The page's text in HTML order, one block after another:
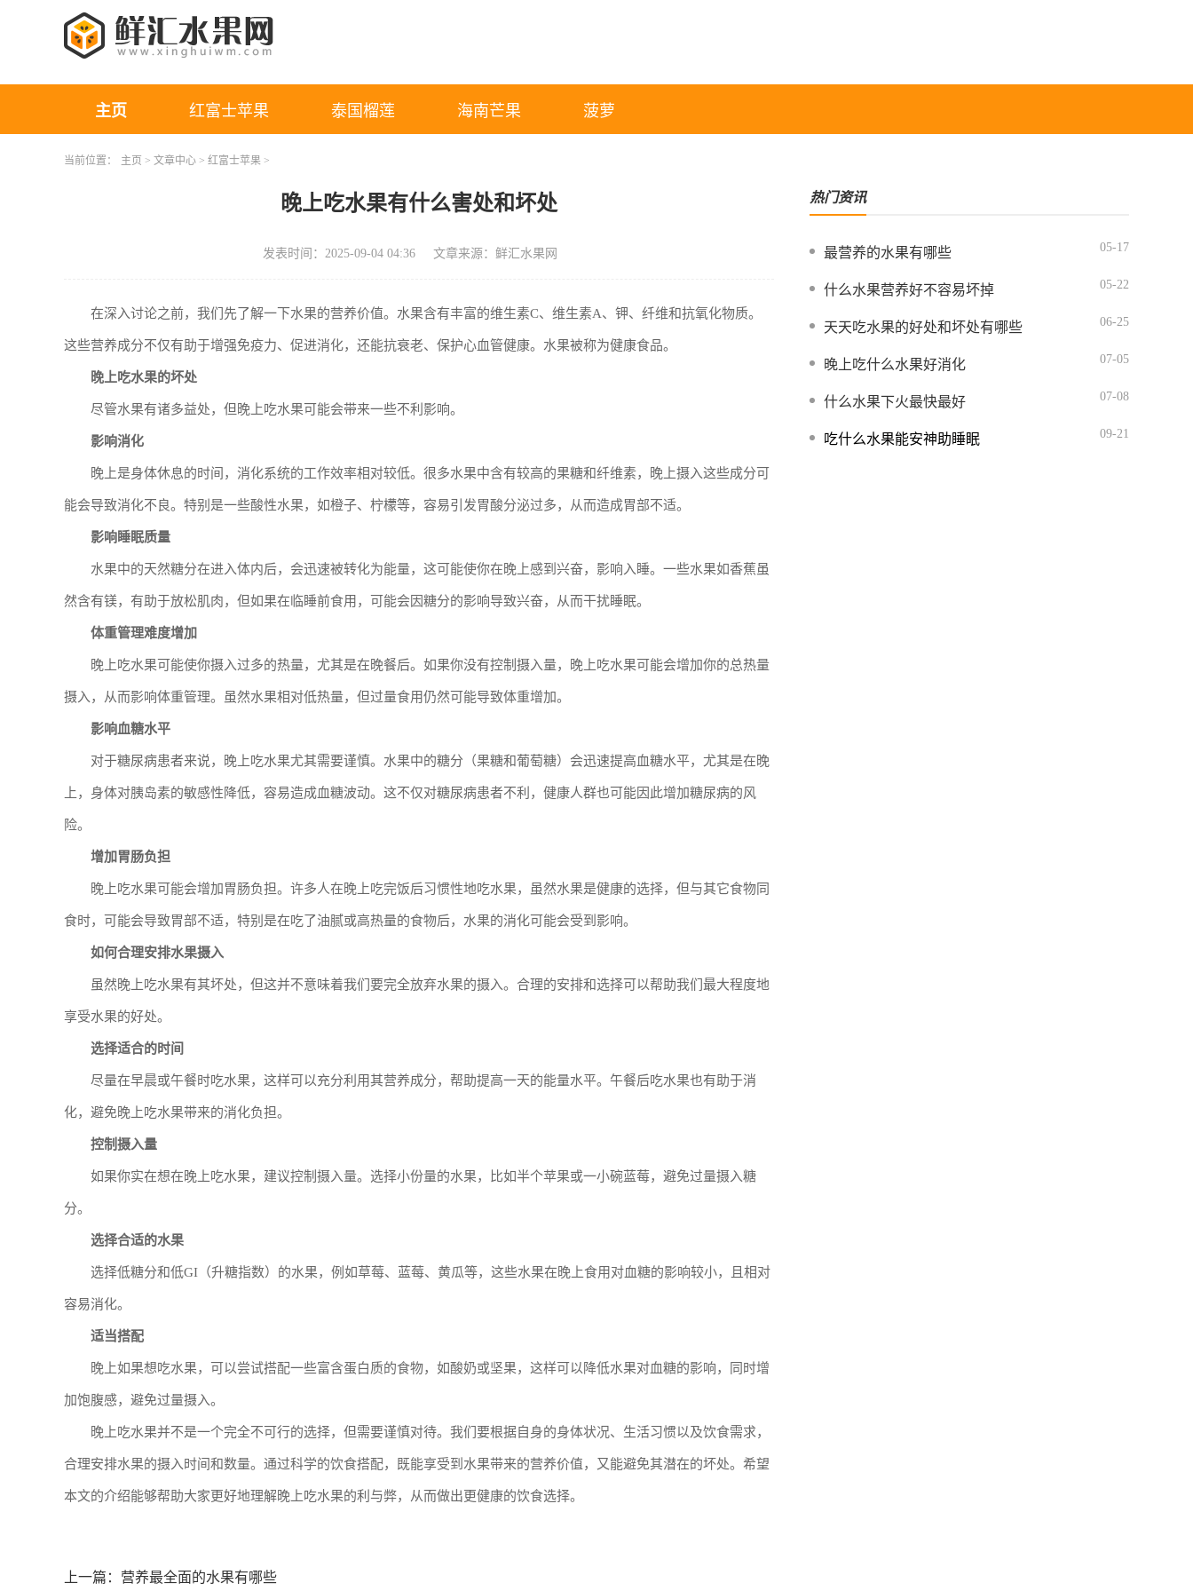
主页 红富士苹果 泰国榴莲 海南芒果 菠萝
当前位置： 主页 > 文章中心 > 红富士苹果 >
晚上吃水果有什么害处和坏处
发表时间：2025-09-04 04:36 文章来源：鲜汇水果网
在深入讨论之前，我们先了解一下水果的营养价值。水果含有丰富的维生素C、维生素A、钾、纤维和抗氧化物质。
这些营养成分不仅有助于增强免疫力、促进消化，还能抗衰老、保护心血管健康。水果被称为健康食品。
晚上吃水果的坏处
尽管水果有诸多益处，但晚上吃水果可能会带来一些不利影响。
影响消化
晚上是身体休息的时间，消化系统的工作效率相对较低。很多水果中含有较高的果糖和纤维素，晚上摄入这些成分可
能会导致消化不良。特别是一些酸性水果，如橙子、柠檬等，容易引发胃酸分泌过多，从而造成胃部不适。
影响睡眠质量
水果中的天然糖分在进入体内后，会迅速被转化为能量，这可能使你在晚上感到兴奋，影响入睡。一些水果如香蕉虽
然含有镁，有助于放松肌肉，但如果在临睡前食用，可能会因糖分的影响导致兴奋，从而干扰睡眠。
体重管理难度增加
晚上吃水果可能使你摄入过多的热量，尤其是在晚餐后。如果你没有控制摄入量，晚上吃水果可能会增加你的总热量
摄入，从而影响体重管理。虽然水果相对低热量，但过量食用仍然可能导致体重增加。
影响血糖水平
对于糖尿病患者来说，晚上吃水果尤其需要谨慎。水果中的糖分（果糖和葡萄糖）会迅速提高血糖水平，尤其是在晚
上，身体对胰岛素的敏感性降低，容易造成血糖波动。这不仅对糖尿病患者不利，健康人群也可能因此增加糖尿病的风
险。
增加胃肠负担
晚上吃水果可能会增加胃肠负担。许多人在晚上吃完饭后习惯性地吃水果，虽然水果是健康的选择，但与其它食物同
食时，可能会导致胃部不适，特别是在吃了油腻或高热量的食物后，水果的消化可能会受到影响。
如何合理安排水果摄入
虽然晚上吃水果有其坏处，但这并不意味着我们要完全放弃水果的摄入。合理的安排和选择可以帮助我们最大程度地
享受水果的好处。
选择适合的时间
尽量在早晨或午餐时吃水果，这样可以充分利用其营养成分，帮助提高一天的能量水平。午餐后吃水果也有助于消
化，避免晚上吃水果带来的消化负担。
控制摄入量
如果你实在想在晚上吃水果，建议控制摄入量。选择小份量的水果，比如半个苹果或一小碗蓝莓，避免过量摄入糖
分。
选择合适的水果
选择低糖分和低GI（升糖指数）的水果，例如草莓、蓝莓、黄瓜等，这些水果在晚上食用对血糖的影响较小，且相对
容易消化。
适当搭配
晚上如果想吃水果，可以尝试搭配一些富含蛋白质的食物，如酸奶或坚果，这样可以降低水果对血糖的影响，同时增
加饱腹感，避免过量摄入。
晚上吃水果并不是一个完全不可行的选择，但需要谨慎对待。我们要根据自身的身体状况、生活习惯以及饮食需求，
合理安排水果的摄入时间和数量。通过科学的饮食搭配，既能享受到水果带来的营养价值，又能避免其潜在的坏处。希望
本文的介绍能够帮助大家更好地理解晚上吃水果的利与弊，从而做出更健康的饮食选择。
上一篇： 营养最全面的水果有哪些
热门资讯
最营养的水果有哪些 05-17
什么水果营养好不容易坏掉 05-22
天天吃水果的好处和坏处有哪些 06-25
晚上吃什么水果好消化 07-05
什么水果下火最快最好 07-08
吃什么水果能安神助睡眠 09-21